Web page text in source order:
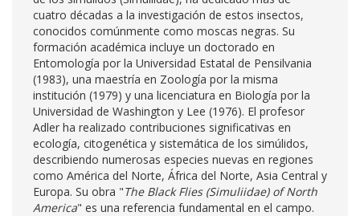
cuatro décadas a la investigación de estos insectos,
conocidos comúnmente como moscas negras. Su
formación académica incluye un doctorado en
Entomología por la Universidad Estatal de Pensilvania
(1983), una maestría en Zoología por la misma
institución (1979) y una licenciatura en Biología por la
Universidad de Washington y Lee (1976). El profesor
Adler ha realizado contribuciones significativas en
ecología, citogenética y sistemática de los simúlidos,
describiendo numerosas especies nuevas en regiones
como América del Norte, África del Norte, Asia Central y
Europa. Su obra "The Black Flies (Simuliidae) of North
America" es una referencia fundamental en el campo.